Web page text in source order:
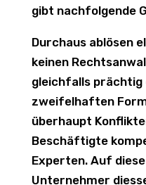
gibt nachfolgende
Durchaus ablösen
keinen
gleichfalls prächtig
zweifelhaften
überhaupt
Beschäftigte
Experten. Auf
Unternehmer